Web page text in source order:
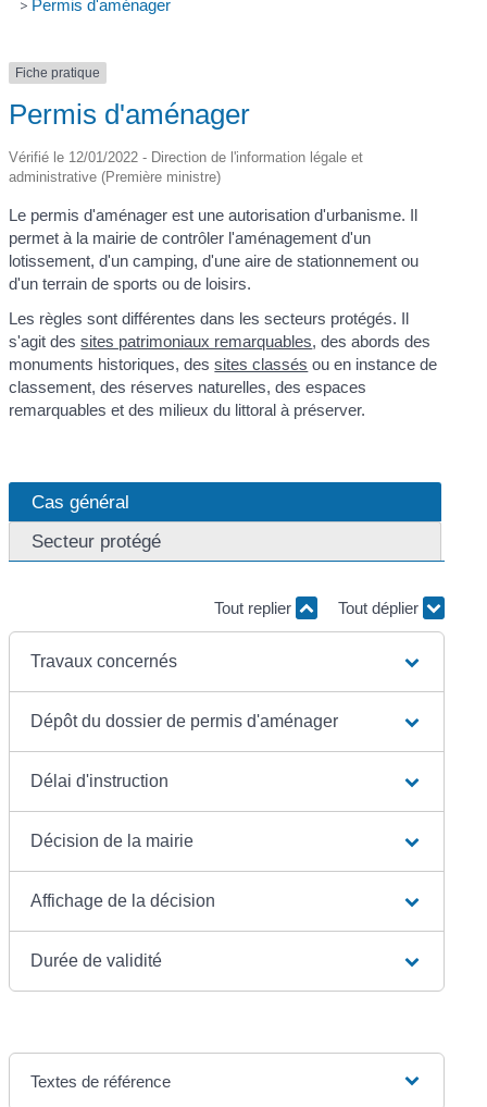
> Permis d'aménager
Fiche pratique
Permis d'aménager
Vérifié le 12/01/2022 - Direction de l'information légale et
administrative (Première ministre)
Le permis d'aménager est une autorisation d'urbanisme. Il
permet à la mairie de contrôler l'aménagement d'un
lotissement, d'un camping, d'une aire de stationnement ou
d'un terrain de sports ou de loisirs.
Les règles sont différentes dans les secteurs protégés. Il
s'agit dessites patrimoniaux remarquables, des abords des
monuments historiques, dessites classés ou en instance de
classement, des réserves naturelles, des espaces
remarquables et des milieux du littoral à préserver.
Cas général
Secteur protégé
Tout replier Tout déplier
Travaux concernés
Dépôt du dossier de permis d'aménager
Délai d'instruction
Décision de la mairie
Affichage de la décision
Durée de validité
Textes de référence